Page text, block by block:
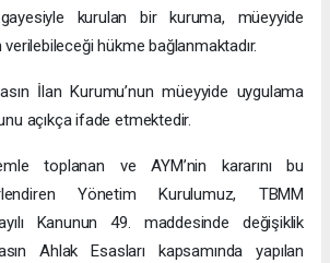
kurulan bir kuruma, müeyyide
hükme bağlanmaktadır.
İlan Kurumu’nun müeyyide uygulama
açıkça ifade etmektedir.
toplanan ve AYM’nin kararını bu
Yönetim Kurulumuz, TBMM
Kanunun 49. maddesinde değişiklik
Ahlak Esasları kapsamında yapılan